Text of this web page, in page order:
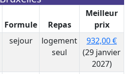
Formule Repas
Meilleur
prix
sejour
logement
seul
932,00 €
(29 janvier
2027)